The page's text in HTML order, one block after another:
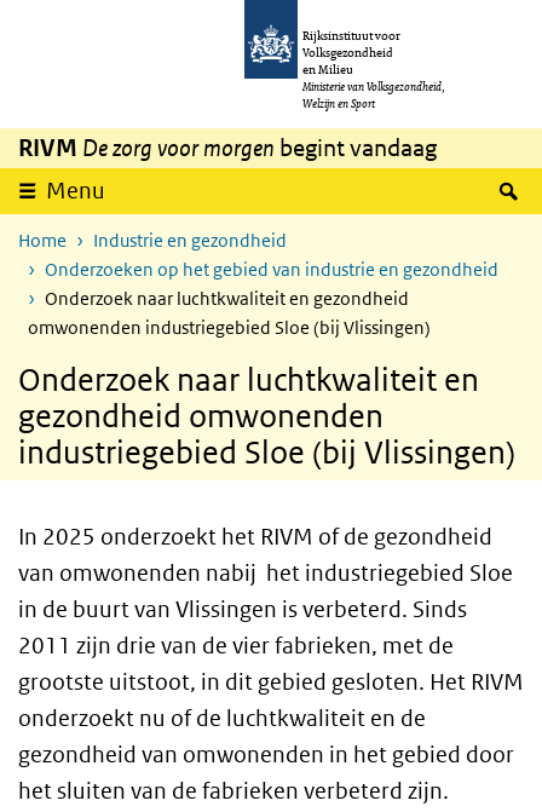
Overslaan en naar de inhoud gaan
Rijksinstituut voor
Volksgezondheid
en Milieu
Ministerie van Volksgezondheid,
Welzijn en Sport
RIVM De zorg voor morgen begint vandaag
Menu
Home
Industrie en gezondheid
Onderzoeken op het gebied van industrie en gezondheid
Onderzoek naar luchtkwaliteit en gezondheid
omwonenden industriegebied Sloe (bij Vlissingen)
Onderzoek naar luchtkwaliteit en
gezondheid omwonenden
industriegebied Sloe (bij Vlissingen)
In 2025 onderzoekt het RIVM of de gezondheid
van omwonenden nabij het industriegebied Sloe
in de buurt van Vlissingen is verbeterd. Sinds
2011 zijn drie van de vier fabrieken, met de
grootste uitstoot, in dit gebied gesloten. Het RIVM
onderzoekt nu of de luchtkwaliteit en de
gezondheid van omwonenden in het gebied door
het sluiten van de fabrieken verbeterd zijn.